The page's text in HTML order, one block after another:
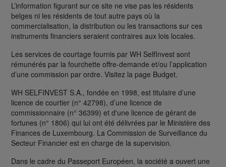
L’information figurant sur ce site ne vise pas les résidents
belges ni les résidents de tout autre pays où la
commercialisation, la distribution ou les transactions sur ces
instruments financiers seraient contraires aux lois locales.
Les services de courtage fournis par WH SelfInvest sont
rémunérés par la fourchette offre-demande et/ou l’application
d’une commission par ordre. Visitez la page Budget.
WH SELFINVEST S.A., fondée en 1998, est titulaire d’une
licence de courtier (n° 42798), d’une licence de
commissionnaire (n° 36399) et d'une licence de gérant de
fortunes (n° 1806) qui lui ont été délivrées par le Ministère des
Finances de Luxembourg. La Commission de Surveillance du
Secteur Financier est en charge de la supervision.
Dans le cadre du Passeport Européen, la société a ouvert une